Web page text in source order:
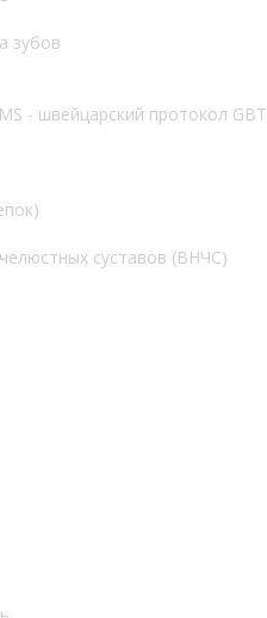
зубов
- швейцарский протокол GBT
суставов (ВНЧС)